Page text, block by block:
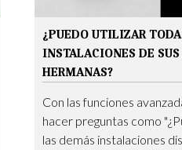
¿PUEDO UTILIZAR
INSTALACIONES DE
HERMANAS?
Con las funciones
hacer preguntas como
las demás instalaciones